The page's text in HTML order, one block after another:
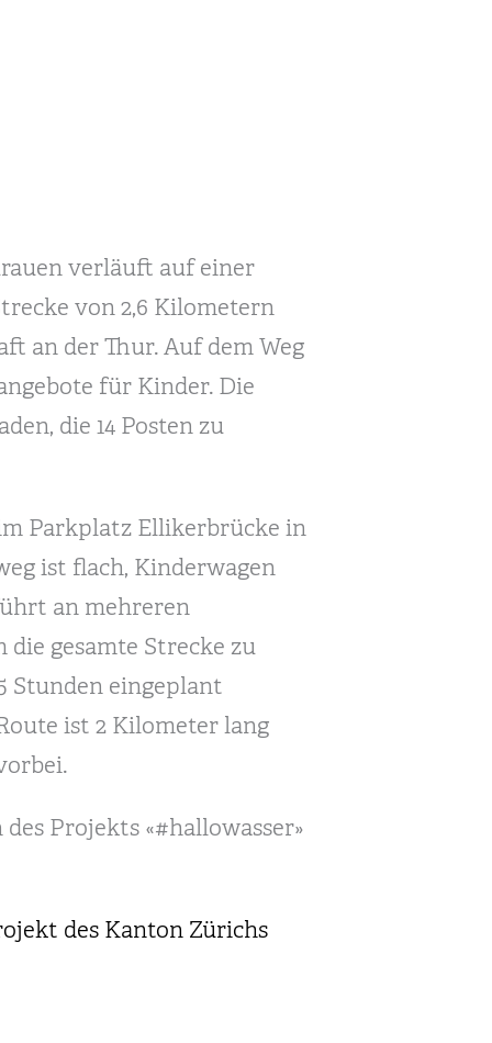
verläuft auf einer
von 2,6 Kilometern
an der Thur. Auf dem Weg
für Kinder. Die
die 14 Posten zu
Parkplatz Ellikerbrücke in
ist flach, Kinderwagen
an mehreren
gesamte Strecke zu
Stunden eingeplant
ist 2 Kilometer lang
Projekts «#hallowasser»
des Kanton Zürichs